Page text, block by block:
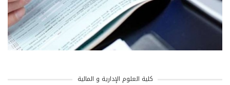
كلية العلوم الإدارية و المالية